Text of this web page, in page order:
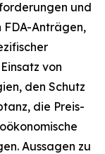
und
Anträgen,
von
den Schutz
die Preis-
Aussagen zu